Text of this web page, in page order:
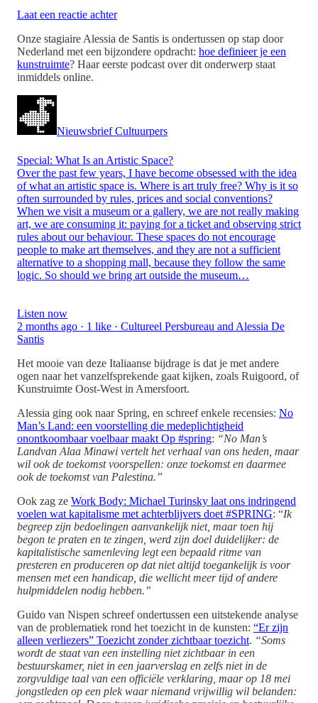
Laat een reactie achter
Onze stagiaire Alessia de Santis is ondertussen op stap door
Nederland met een bijzondere opdracht: hoe definieer je een
kunstruimte? Haar eerste podcast over dit onderwerp staat
inmiddels online.
Nieuwsbrief Cultuurpers
Special: What Is an Artistic Space?
Over the past few years, I have become obsessed with the idea
of what an artistic space is. Where is art truly free? Why is it so
often surrounded by rules, prices and social conventions?
When we visit a museum or a gallery, we are not really making
art, we are consuming it: paying for a ticket and observing strict
rules about our behaviour. These spaces do not encourage
people to make art themselves, and they are not a sufficient
alternative to a shopping mall, because they follow the same
logic. So should we bring art outside the museum…
Listen now
2 months ago · 1 like · Cultureel Persbureau and Alessia De
Santis
Het mooie van deze Italiaanse bijdrage is dat je met andere
ogen naar het vanzelfsprekende gaat kijken, zoals Ruigoord, of
Kunstruimte Oost-West in Amersfoort.
Alessia ging ook naar Spring, en schreef enkele recensies: No
Man’s Land: een voorstelling die medeplichtigheid
onontkoombaar voelbaar maakt Op #spring: “No Man’s
Landvan Alaa Minawi vertelt het verhaal van ons heden, maar
wil ook de toekomst voorspellen: onze toekomst en daarmee
ook de toekomst van Palestina.”
Ook zag ze Work Body: Michael Turinsky laat ons indringend
voelen wat kapitalisme met achterblijvers doet #SPRING: “Ik
begreep zijn bedoelingen aanvankelijk niet, maar toen hij
begon te praten en te zingen, werd zijn doel duidelijker: de
kapitalistische samenleving legt een bepaald ritme van
presteren en produceren op dat niet altijd toegankelijk is voor
mensen met een handicap, die wellicht meer tijd of andere
hulpmiddelen nodig hebben.”
Guido van Nispen schreef ondertussen een uitstekende analyse
van de problematiek rond het toezicht in de kunsten: “Er zijn
alleen verliezers” Toezicht zonder zichtbaar toezicht. “Soms
wordt de staat van een instelling niet zichtbaar in een
bestuurskamer, niet in een jaarverslag en zelfs niet in de
zorgvuldige taal van een officiële verklaring, maar op 18 mei
jongstleden op een plek waar niemand vrijwillig wil belanden: